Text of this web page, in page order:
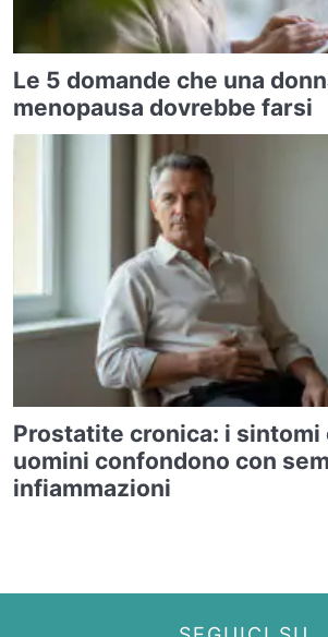
Le 5 domande che una
menopausa dovrebbe farsi
Prostatite cronica: i sintomi
uomini confondono con
infiammazioni